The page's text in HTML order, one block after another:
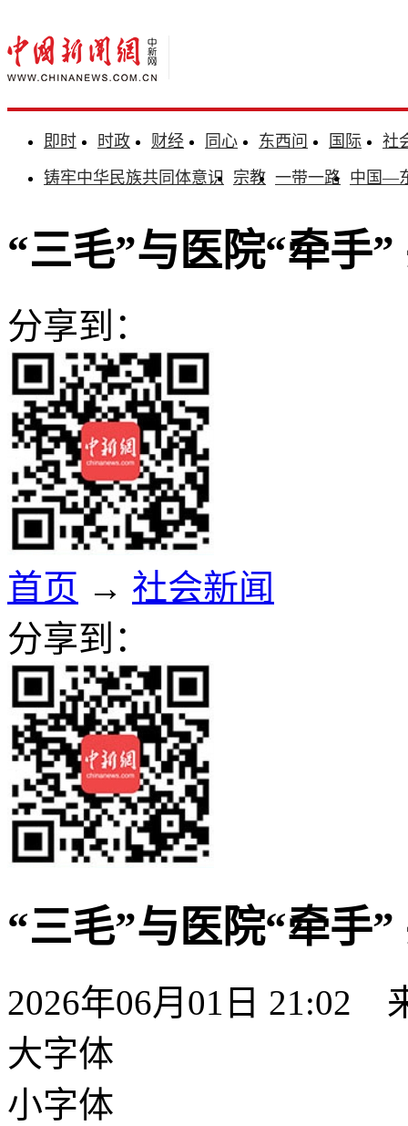
即时 时政 财经 同心 东西问 国际
社
铸牢中华民族共同体意识 宗教 一带一路 中国—
“三毛”与医院“牵手
分享到：
首页 → 社会新闻
分享到：
“三毛”与医院“牵手
2026年06月01日 21:02
大字体
小字体